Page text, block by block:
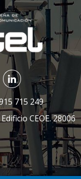
715 249
CEOE. 28006